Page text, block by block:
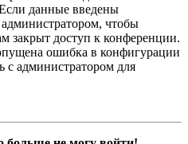
данные введены
чтобы
закрыт доступ к конференции.
ошибка в конфигурации
с администратором для